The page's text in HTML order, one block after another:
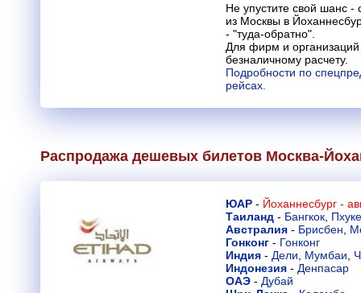
Не упустите свой шанс
из Москвы в
- "туда-обратно".
Для фирм и
безналичному расчету.
Подробности по
рейсах.
Распродажа дешевых билетов Москва-
ЮАР - Йоханнесбург -
Таиланд - Бангкок
Австралия - Брисбен
Гонконг - Гонконг
Индия - Дели Мумбаи
Индонезия - Денпасар
ОАЭ - Дубай